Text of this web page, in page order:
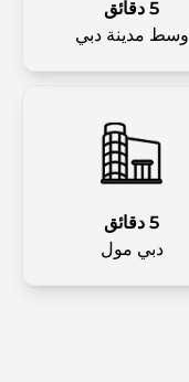
5 دقائق
وسط مدينة دبي
5 دقائق
دبي مول